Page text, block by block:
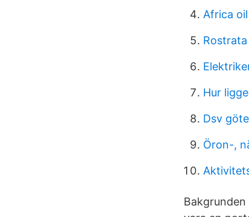
Africa
Hur
Dsv
Öron-,